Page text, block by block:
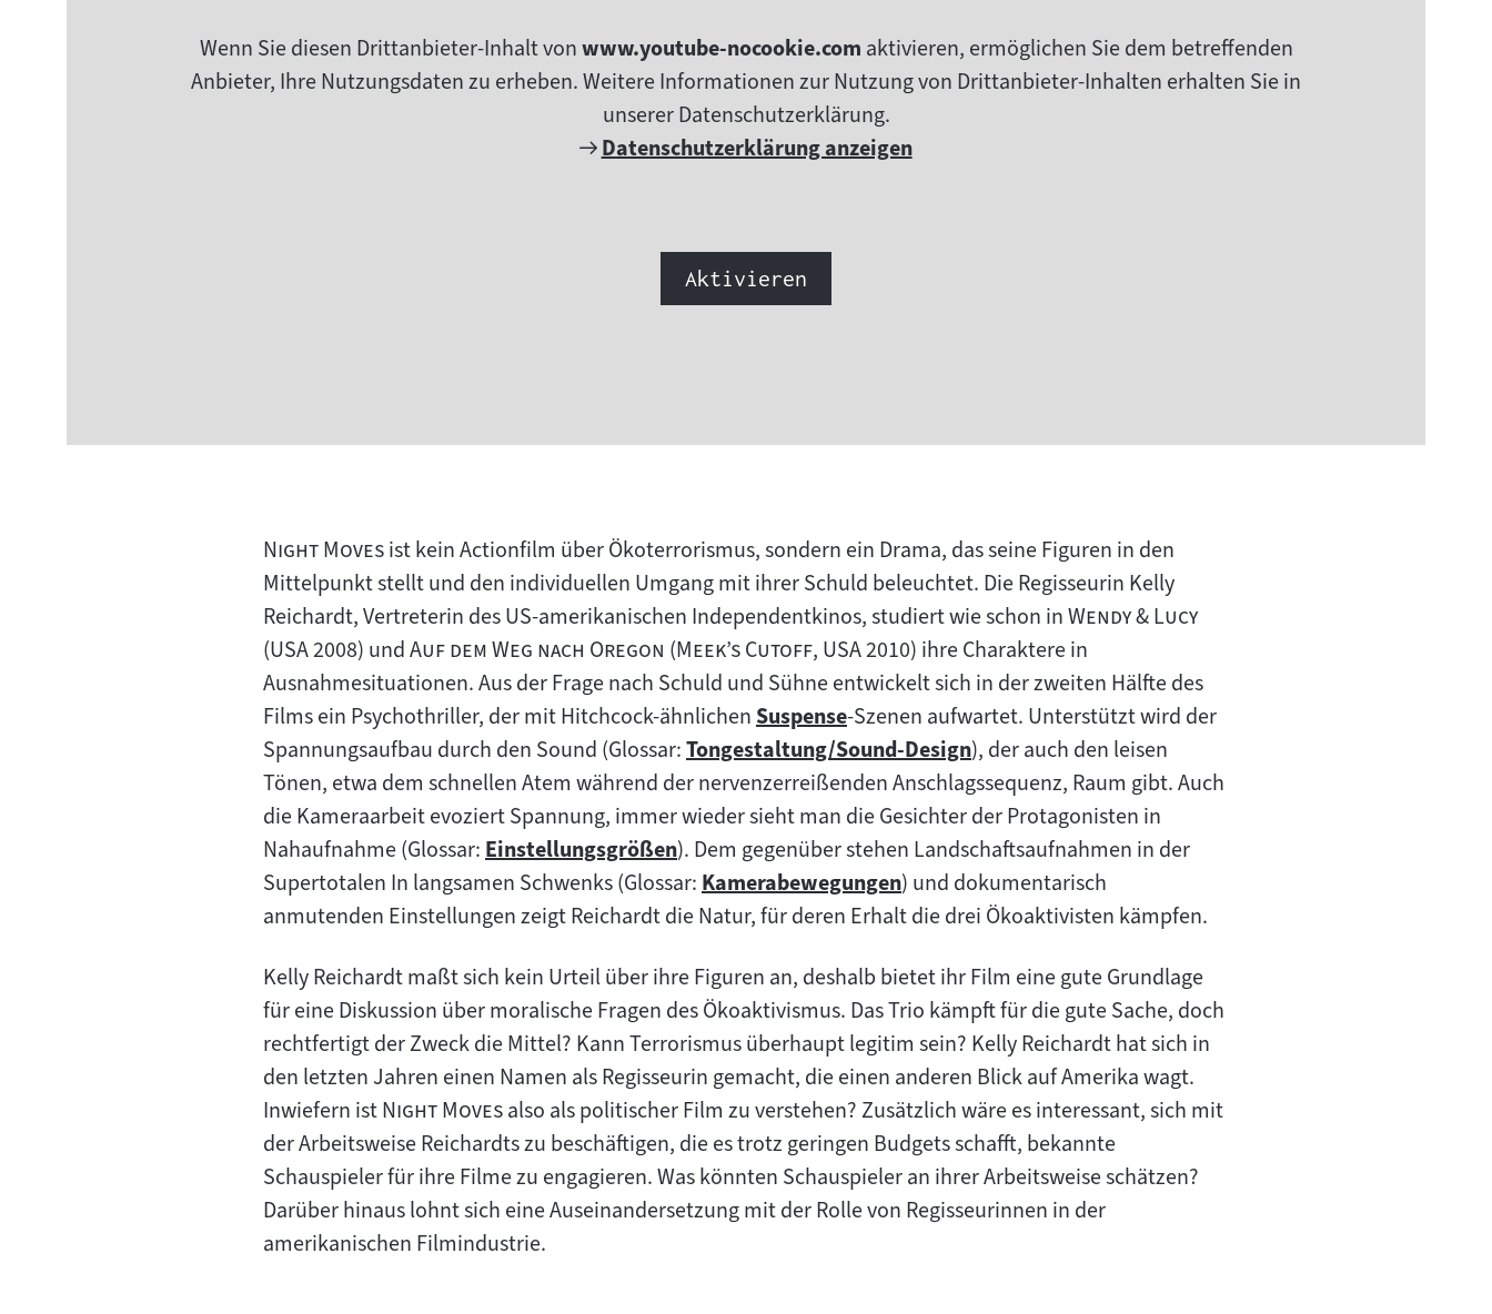
Wenn Sie diesen Drittanbieter-Inhalt vonwww.youtube-nocookie.com aktivieren, ermöglichen Sie dem betreffenden
Anbieter, Ihre Nutzungsdaten zu erheben. Weitere Informationen zur Nutzung von Drittanbieter-Inhalten erhalten Sie in
unserer Datenschutzerklärung.
Externer
Datenschutzerklärung anzeigen
Aktivieren
"
Night Moves"ist kein Actionfilm über Ökoterrorismus, sondern ein Drama, das seine Figuren in den
Mittelpunkt stellt und den individuellen Umgang mit ihrer Schuld beleuchtet. Die Regisseurin Kelly
Reichardt, Vertreterin des US-amerikanischen Independentkinos, studiert wie schon in"
Wendy & Lucy"
(USA 2008) und"
Auf dem Weg nach Oregon "("
Meek’s Cutoff", USA 2010) ihre Charaktere in
Ausnahmesituationen. Aus der Frage nach Schuld und Sühne entwickelt sich in der zweiten Hälfte des
Films ein Psychothriller, der mit Hitchcock-ähnlichenZum
Inhalt:
Suspense-Szenen aufwartet. Unterstützt wird der
Spannungsaufbau durch den Sound (Glossar:Zum
Inhalt:
Tongestaltung/Sound-Design), der auch den leisen
Tönen, etwa dem schnellen Atem während der nervenzerreißenden Anschlagssequenz, Raum gibt. Auch
die Kameraarbeit evoziert Spannung, immer wieder sieht man die Gesichter der Protagonisten in
Nahaufnahme (Glossar:Zum
Inhalt:
Einstellungsgrößen). Dem gegenüber stehen Landschaftsaufnahmen in der
Supertotalen In langsamen Schwenks (Glossar:Zum
Inhalt:
Kamerabewegungen) und dokumentarisch
anmutenden Einstellungen zeigt Reichardt die Natur, für deren Erhalt die drei Ökoaktivisten kämpfen.
Kelly Reichardt maßt sich kein Urteil über ihre Figuren an, deshalb bietet ihr Film eine gute Grundlage
für eine Diskussion über moralische Fragen des Ökoaktivismus. Das Trio kämpft für die gute Sache, doch
rechtfertigt der Zweck die Mittel? Kann Terrorismus überhaupt legitim sein? Kelly Reichardt hat sich in
den letzten Jahren einen Namen als Regisseurin gemacht, die einen anderen Blick auf Amerika wagt.
Inwiefern ist"
Night Moves"also als politischer Film zu verstehen? Zusätzlich wäre es interessant, sich mit
der Arbeitsweise Reichardts zu beschäftigen, die es trotz geringen Budgets schafft, bekannte
Schauspieler für ihre Filme zu engagieren. Was könnten Schauspieler an ihrer Arbeitsweise schätzen?
Darüber hinaus lohnt sich eine Auseinandersetzung mit der Rolle von Regisseurinnen in der
amerikanischen Filmindustrie.